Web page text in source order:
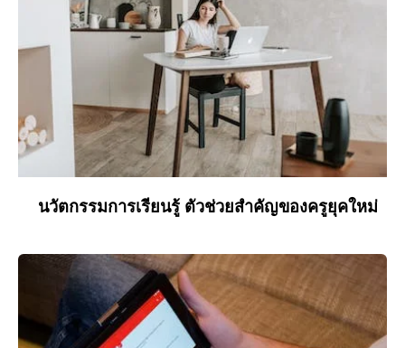
นวัตกรรมการเรียนรู้ ตัวช่วยสำคัญของครูยุคใหม่